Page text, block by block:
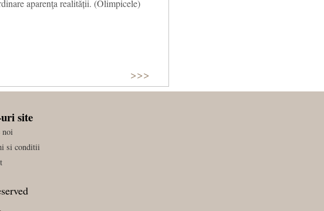
aparenţa realității. (Olimpicele)
>>>
site
noi
si conditii